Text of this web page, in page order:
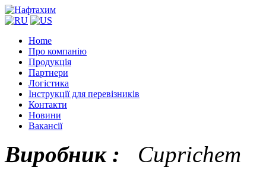
Home
Про компанію
Продукція
Партнери
Логістика
Інструкції для перевізників
Контакти
Новини
Вакансії
Виробник : Cuprichem